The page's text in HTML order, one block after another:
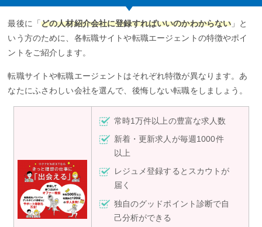
最後に「どの人材紹介会社に登録すればいいのかわからない 」と
いう方のために、各転職サイトや転職エージェントの特徴やポイ
ントをご紹介します。
転職サイトや転職エージェントはそれぞれ特徴が異なります。あ
なたにふさわしい会社を選んで、後悔しない転職をしましょう。
常時1万件以上の豊富な求人数
新着・更新求人が毎週1000件
以上
レジュメ登録するとスカウトが
届く
独自のグッドポイント診断で自
己分析ができる